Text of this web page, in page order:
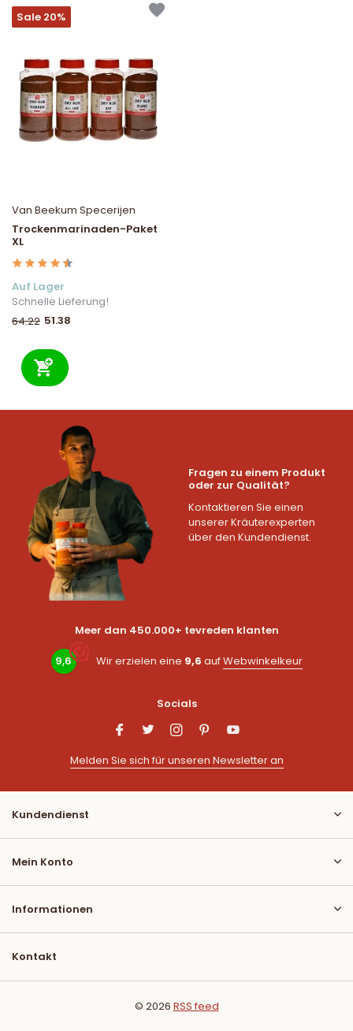
Sale 20%
Van Beekum Specerijen
Trockenmarinaden-Paket
XL
Auf Lager
Schnelle Lieferung!
64.22 51.38
Fragen zu einem Produkt
oder zur Qualität?
Kontaktieren Sie einen
unserer Kräuterexperten
über den Kundendienst.
Meer dan 450.000+ tevreden klanten
9,6 Wir erzielen eine 9,6 aufWebwinkelkeur
Socials
Melden Sie sich für unseren Newsletter an
Kundendienst
Mein Konto
Informationen
Kontakt
© 2026 RSS feed